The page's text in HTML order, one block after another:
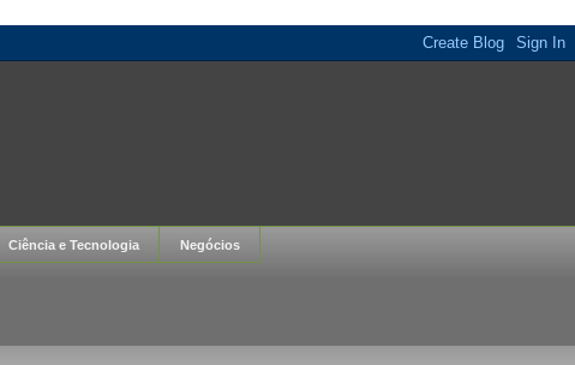
Ciência e Tecnologia Negócios